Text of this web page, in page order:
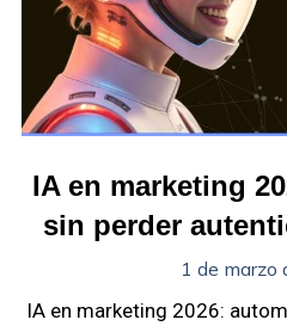
IA en marketing
sin perder
1 de marzo
IA en marketing 2026: